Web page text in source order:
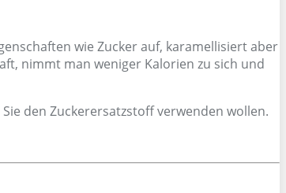
wie Zucker auf, karamellisiert aber
nimmt man weniger Kalorien zu sich und
den Zuckerersatzstoff verwenden wollen.